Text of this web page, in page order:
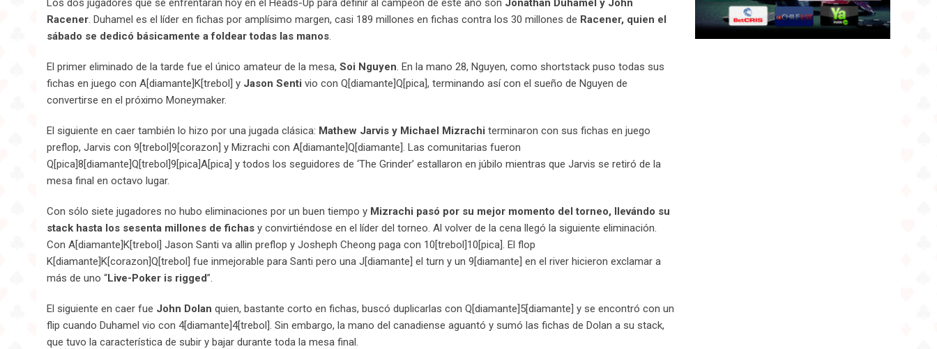
Los dos jugadores que se enfrentarán hoy en el Heads-Up para definir al campeón de este año son Jonathan Duhamel y John
Racener. Duhamel es el líder en fichas por amplísimo margen, casi 189 millones en fichas contra los 30 millones de Racener, quien el
sábado se dedicó básicamente a foldear todas las manos.
El primer eliminado de la tarde fue el único amateur de la mesa, Soi Nguyen. En la mano 28, Nguyen, como shortstack puso todas sus
fichas en juego con A[diamante]K[trebol] y Jason Senti vio con Q[diamante]Q[pica], terminando así con el sueño de Nguyen de
convertirse en el próximo Moneymaker.
El siguiente en caer también lo hizo por una jugada clásica: Mathew Jarvis y Michael Mizrachi terminaron con sus fichas en juego
preflop, Jarvis con 9[trebol]9[corazon] y Mizrachi con A[diamante]Q[diamante]. Las comunitarias fueron
Q[pica]8[diamante]Q[trebol]9[pica]A[pica] y todos los seguidores de ‘The Grinder’ estallaron en júbilo mientras que Jarvis se retiró de la
mesa final en octavo lugar.
Con sólo siete jugadores no hubo eliminaciones por un buen tiempo y Mizrachi pasó por su mejor momento del torneo, llevándo su
stack hasta los sesenta millones de fichas y convirtiéndose en el líder del torneo. Al volver de la cena llegó la siguiente eliminación.
Con A[diamante]K[trebol] Jason Santi va allin preflop y Josheph Cheong paga con 10[trebol]10[pica]. El flop
K[diamante]K[corazon]Q[trebol] fue inmejorable para Santi pero una J[diamante] el turn y un 9[diamante] en el river hicieron exclamar a
más de uno “Live-Poker is rigged”.
El siguiente en caer fue John Dolan quien, bastante corto en fichas, buscó duplicarlas con Q[diamante]5[diamante] y se encontró con un
flip cuando Duhamel vio con 4[diamante]4[trebol]. Sin embargo, la mano del canadiense aguantó y sumó las fichas de Dolan a su stack,
que tuvo la característica de subir y bajar durante toda la mesa final.